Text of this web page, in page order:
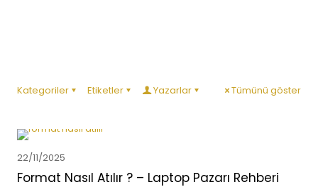
Kategoriler Etiketler Yazarlar Tümünü göster
22/11/2025
Format Nasıl Atılır ? – Laptop Pazarı Rehberi